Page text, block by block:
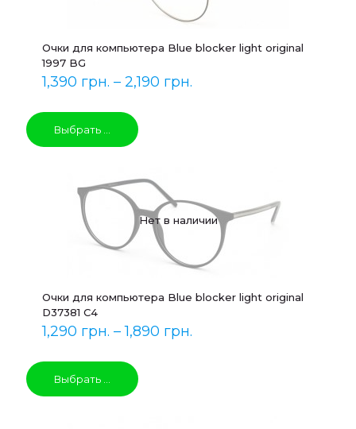
Очки для компьютера Blue blocker light original
1997 BG
1,390 грн. – 2,190 грн.
Выбрать ...
Нет в наличии
Очки для компьютера Blue blocker light original
D37381 C4
1,290 грн. –1,890 грн.
Выбрать ...